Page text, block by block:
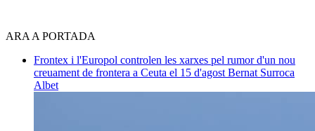
ARA A PORTADA
Frontex i l'Europol controlen les xarxes pel rumor d'un nou
creuament de frontera a Ceuta el 15 d'agost Bernat Surroca
Albet